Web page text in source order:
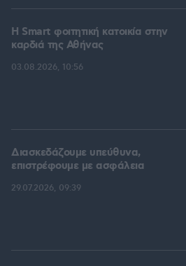
Η Smart φοιτητική κατοικία στην
καρδιά της Αθήνας
03.08.2026, 10:56
Διασκεδάζουμε υπεύθυνα,
επιστρέφουμε με ασφάλεια
29.07.2026, 09:39